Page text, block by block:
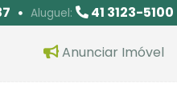
Aluguel: 41 3123-5100
Anunciar Imóvel